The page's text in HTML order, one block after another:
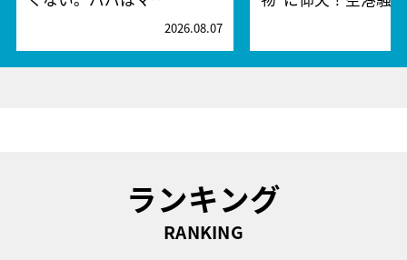
2026.08.07
ランキング
RANKING